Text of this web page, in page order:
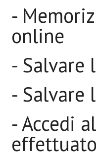
-
online
- Salvare
- Salvare
- Accedi